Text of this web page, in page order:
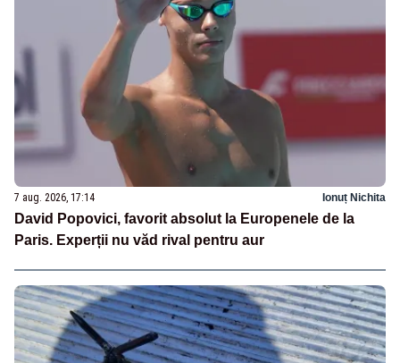
7 aug. 2026, 17:14 Ionuț Nichita
David Popovici, favorit absolut la Europenele de la
Paris. Experții nu văd rival pentru aur